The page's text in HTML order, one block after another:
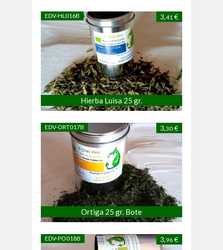
EDV-HL016B 3,41 €
Hierba Luisa 25 gr.
EDV-ORT017B 3,30 €
Ortiga 25 gr. Bote
EDV-PO018B 3,96 €